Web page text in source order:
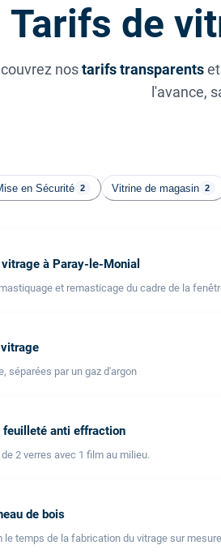
Tarifs de
nostarifs transparents
l'avance,
en Sécurité 2 Vitrine de magasin 2
à Paray-le-Monial
et remasticage du cadre de la
séparées par un gaz d'argon
feuilleté anti effraction
2 verres avec 1 film au milieu.
de bois
le temps de la fabrication du vitrage sur mesure